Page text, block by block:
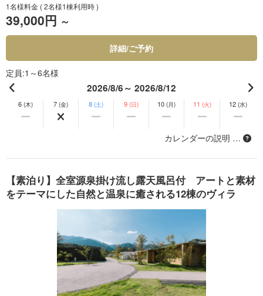
1名様料金 ( 2名様1棟利用時 )
39,000円 ～
詳細/ご予約
定員 1～6名様
2026/8/6～ 2026/8/12
6 (木) 7 (金) 8 (土) 9 (日) 10 (月) 11 (火) 12 (水)
カレンダーの説明 …
【素泊り】全室源泉掛け流し露天風呂付 アートと素材
をテーマにした自然と温泉に癒される12棟のヴィラ